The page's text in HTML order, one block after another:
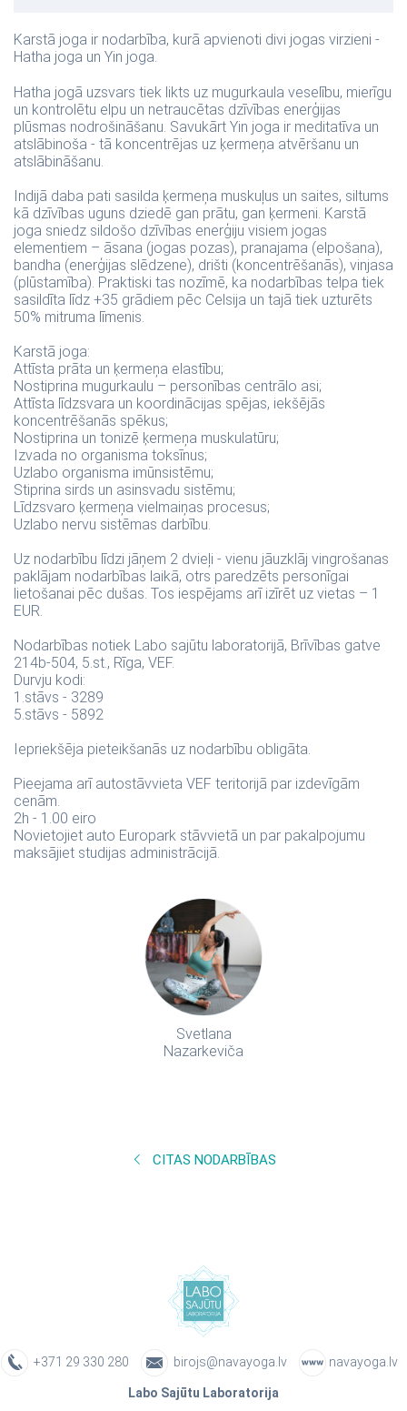
Karstā joga ir nodarbība, kurā apvienoti divi jogas virzieni -
Hatha joga un Yin joga.
Hatha jogā uzsvars tiek likts uz mugurkaula veselību, mierīgu
un kontrolētu elpu un netraucētas dzīvības enerģijas
plūsmas nodrošināšanu. Savukārt Yin joga ir meditatīva un
atslābinoša - tā koncentrējas uz ķermeņa atvēršanu un
atslābināšanu.
Indijā daba pati sasilda ķermeņa muskuļus un saites, siltums
kā dzīvības uguns dziedē gan prātu, gan ķermeni. Karstā
joga sniedz sildošo dzīvības enerģiju visiem jogas
elementiem – āsana (jogas pozas), pranajama (elpošana),
bandha (enerģijas slēdzene), drišti (koncentrēšanās), vinjasa
(plūstamība). Praktiski tas nozīmē, ka nodarbības telpa tiek
sasildīta līdz +35 grādiem pēc Celsija un tajā tiek uzturēts
50% mitruma līmenis.
Karstā joga:
Attīsta prāta un ķermeņa elastību;
Nostiprina mugurkaulu – personības centrālo asi;
Attīsta līdzsvara un koordinācijas spējas, iekšējās
koncentrēšanās spēkus;
Nostiprina un tonizē ķermeņa muskulatūru;
Izvada no organisma toksīnus;
Uzlabo organisma imūnsistēmu;
Stiprina sirds un asinsvadu sistēmu;
Līdzsvaro ķermeņa vielmaiņas procesus;
Uzlabo nervu sistēmas darbību.
Uz nodarbību līdzi jāņem 2 dvieļi - vienu jāuzklāj vingrošanas
paklājam nodarbības laikā, otrs paredzēts personīgai
lietošanai pēc dušas. Tos iespējams arī izīrēt uz vietas – 1
EUR.
Nodarbības notiek Labo sajūtu laboratorijā, Brīvības gatve
214b-504, 5.st., Rīga, VEF.
Durvju kodi:
1.stāvs - 3289
5.stāvs - 5892
Iepriekšēja pieteikšanās uz nodarbību obligāta.
Pieejama arī autostāvvieta VEF teritorijā par izdevīgām
cenām.
2h - 1.00 eiro
Novietojiet auto Europark stāvvietā un par pakalpojumu
maksājiet studijas administrācijā.
Svetlana
Nazarkeviča
CITAS NODARBĪBAS
+371 29 330 280 birojs@navayoga.lv navayoga.lv
Labo Sajūtu Laboratorija